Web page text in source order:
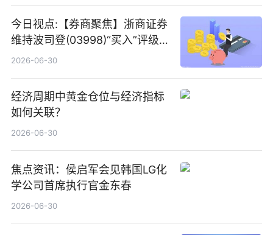
今日视点:【券商聚焦】浙商证券
维持波司登(03998)“买入”评级
指其业绩高质量稳增长
2026-06-30
经济周期中黄金仓位与经济指标
如何关联？
2026-06-30
焦点资讯：侯启军会见韩国LG化
学公司首席执行官金东春
2026-06-30